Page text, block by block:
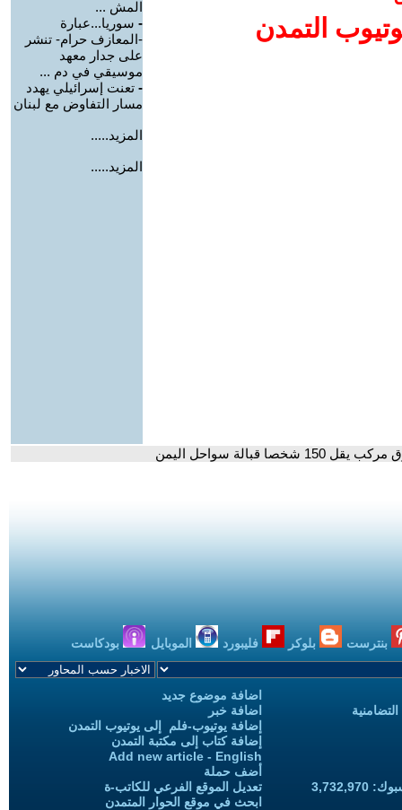
التمدن
المش ...
- سوريا...عبارة
-المعازف حرام- تنشر
على جدار معهد
موسيقي في دم ...
- تعنت إسرائيلي يهدد
مسار التفاوض مع لبنان
المزيد.....
المزيد.....
سواحل اليمن
بنترست بلوكر فليبورد الموبايل بودكاست
اضافة موضوع جديد
اضافة خبر
إضافة يوتيوب-فلم إلى يوتيوب التمدن
إضافة كتاب إلى مكتبة التمدن
Add new article - English
أضف حملة
تعديل الموقع الفرعي للكاتب-ة
ابحث في موقع الحوار المتمدن